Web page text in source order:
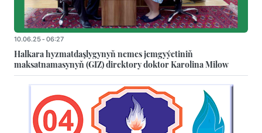
10.06.25 - 06:27
Halkara hyzmatdaşlygynyň nemes jemgyýetiniň
maksatnamasynyň (GIZ) direktory doktor Karolina Milow